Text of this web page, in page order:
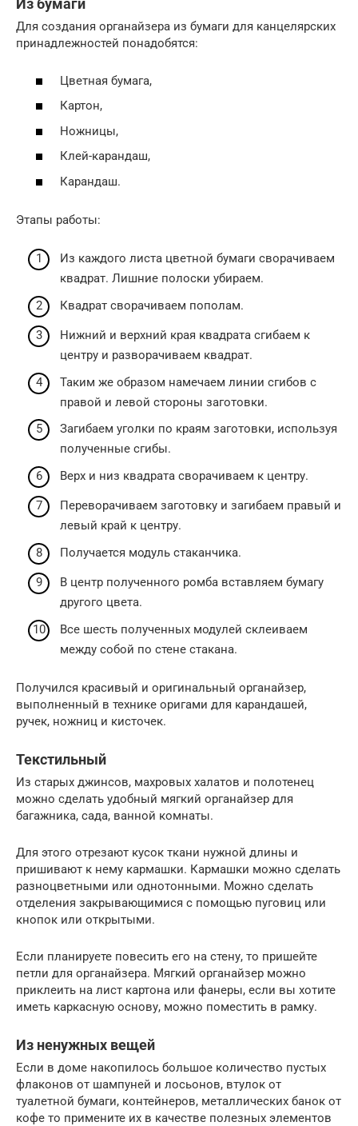
Из бумаги
Для создания органайзера из бумаги для канцелярских
принадлежностей понадобятся:
Цветная бумага,
Картон,
Ножницы,
Клей-карандаш,
Карандаш.
Этапы работы:
Из каждого листа цветной бумаги сворачиваем
квадрат. Лишние полоски убираем.
Квадрат сворачиваем пополам.
Нижний и верхний края квадрата сгибаем к
центру и разворачиваем квадрат.
Таким же образом намечаем линии сгибов с
правой и левой стороны заготовки.
Загибаем уголки по краям заготовки, используя
полученные сгибы.
Верх и низ квадрата сворачиваем к центру.
Переворачиваем заготовку и загибаем правый и
левый край к центру.
Получается модуль стаканчика.
В центр полученного ромба вставляем бумагу
другого цвета.
Все шесть полученных модулей склеиваем
между собой по стене стакана.
Получился красивый и оригинальный органайзер,
выполненный в технике оригами для карандашей,
ручек, ножниц и кисточек.
Текстильный
Из старых джинсов, махровых халатов и полотенец
можно сделать удобный мягкий органайзер для
багажника, сада, ванной комнаты.
Для этого отрезают кусок ткани нужной длины и
пришивают к нему кармашки. Кармашки можно сделать
разноцветными или однотонными. Можно сделать
отделения закрывающимися с помощью пуговиц или
кнопок или открытыми.
Если планируете повесить его на стену, то пришейте
петли для органайзера. Мягкий органайзер можно
приклеить на лист картона или фанеры, если вы хотите
иметь каркасную основу, можно поместить в рамку.
Из ненужных вещей
Если в доме накопилось большое количество пустых
флаконов от шампуней и лосьонов, втулок от
туалетной бумаги, контейнеров, металлических банок от
кофе то примените их в качестве полезных элементов